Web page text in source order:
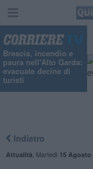
Brescia, incendio e
paura nell'Alto Garda:
evacuate decine di
turisti
Indietro
Attualità Martedì 15 Agosto